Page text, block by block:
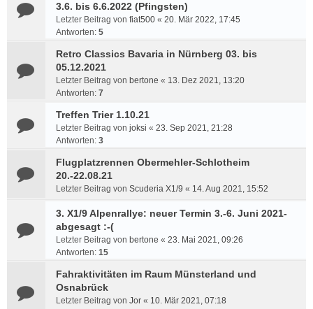
3.6. bis 6.6.2022 (Pfingsten)
Letzter Beitrag von fiat500 « 20. Mär 2022, 17:45
Antworten: 5
Retro Classics Bavaria in Nürnberg 03. bis
05.12.2021
Letzter Beitrag von bertone « 13. Dez 2021, 13:20
Antworten: 7
Treffen Trier 1.10.21
Letzter Beitrag von joksi « 23. Sep 2021, 21:28
Antworten: 3
Flugplatzrennen Obermehler-Schlotheim
20.-22.08.21
Letzter Beitrag von Scuderia X1/9 « 14. Aug 2021, 15:52
3. X1/9 Alpenrallye: neuer Termin 3.-6. Juni 2021-
abgesagt :-(
Letzter Beitrag von bertone « 23. Mai 2021, 09:26
Antworten: 15
Fahraktivitäten im Raum Münsterland und
Osnabrück
Letzter Beitrag von Jor « 10. Mär 2021, 07:18